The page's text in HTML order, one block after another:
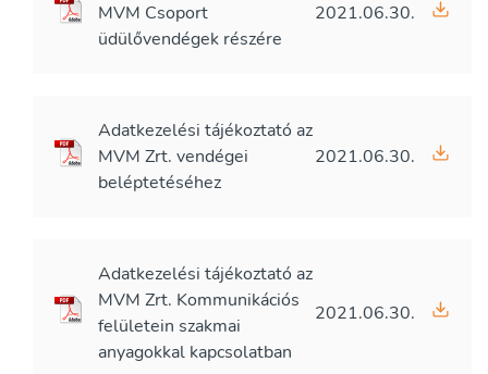
MVM Csoport
üdülővendégek részére
2021.06.30.
Adatkezelési tájékoztató az
MVM Zrt. vendégei
beléptetéséhez
2021.06.30.
Adatkezelési tájékoztató az
MVM Zrt. Kommunikációs
felületein szakmai
anyagokkal kapcsolatban
2021.06.30.